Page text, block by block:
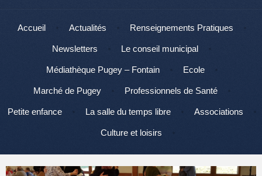
Menu
Aller au contenu
Accueil Actualités Renseignements Pratiques
Newsletters Le conseil municipal
Médiathèque Pugey – Fontain Ecole
Marché de Pugey Professionnels de Santé
Petite enfance La salle du temps libre Associations
Culture et loisirs